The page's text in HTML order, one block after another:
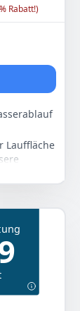
Rabatt!)
Lauffläche
14,1 kg